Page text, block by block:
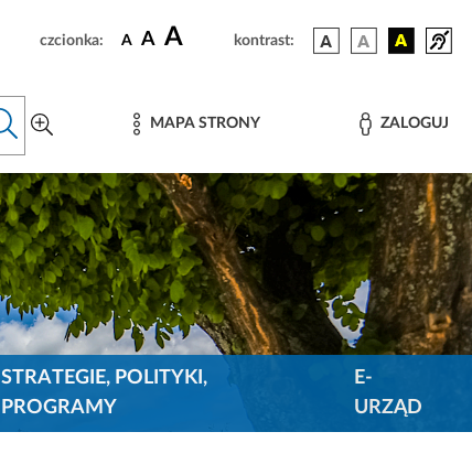
czcionka: A A A kontrast:
MAPA STRONY ZALOGUJ
STRATEGIE, POLITYKI,
PROGRAMY
E-
URZĄD